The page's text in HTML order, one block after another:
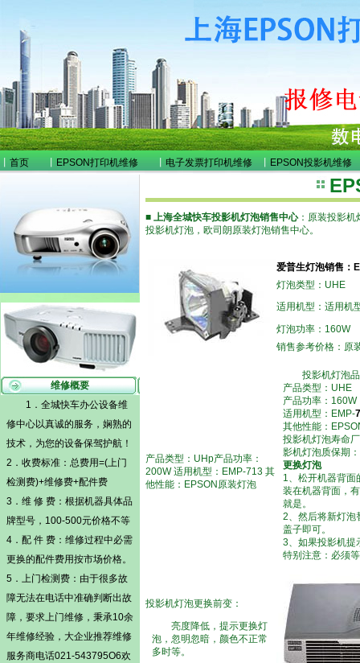
首页 EPSON打印机维修 电子发票打印机维修 EPSON投影机维修
维修概要
1．全城快车办公设备维
修中心以真诚的服务，娴熟的
技术，为您的设备保驾护航！
2．收费标准：总费用=(上门
检测费)+维修费+配件费
3．维 修 费：根据机器具体品
牌型号，100-500元价格不等
4．配 件 费：维修过程中必需
更换的配件费用按市场价格。
5． 上门检测费 ：由于很多故
障无法在电话中准确判断出故
障，要求上门维修，秉承10余
年维修经验，大企业推荐维修
服务商电话021-543795O6欢
■ 上海全城快车投影机灯泡销售中心：原装投影机
投影机灯泡，欧司朗原装灯泡销售中心。
爱普生灯泡销售：
灯泡类型：UHE
适用机型：适用机
灯泡功率：160W
销售参考价格：原
产品类型：UHp产品功率：
200W 适用机型：EMP-713 其
他性能：EPSON原装灯泡
投影机灯泡
产品类型：UHE
产品功率：160W
适用机型：EMP-
其他性能：
投影机灯泡寿命
影机灯泡质保期
更换灯泡
1、松开机器背面
装在机器背面，
就是。
2、然后将新灯泡
盖子即可。
3、如果投影机提
特别注意：必须
投影机灯泡更换前变：
亮度降低，提示更换灯
泡，忽明忽暗，颜色不正常
多时等。